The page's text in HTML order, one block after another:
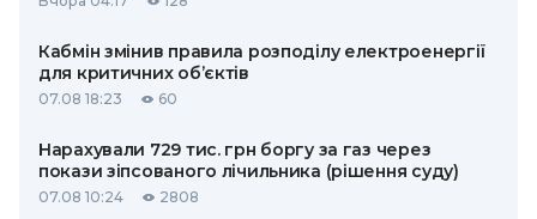
Кабмін змінив правила розподілу електроенергії
для критичних об’єктів
07.08 18:23 60
Нарахували 729 тис. грн боргу за газ через
покази зіпсованого лічильника (рішення суду)
07.08 10:24 2808